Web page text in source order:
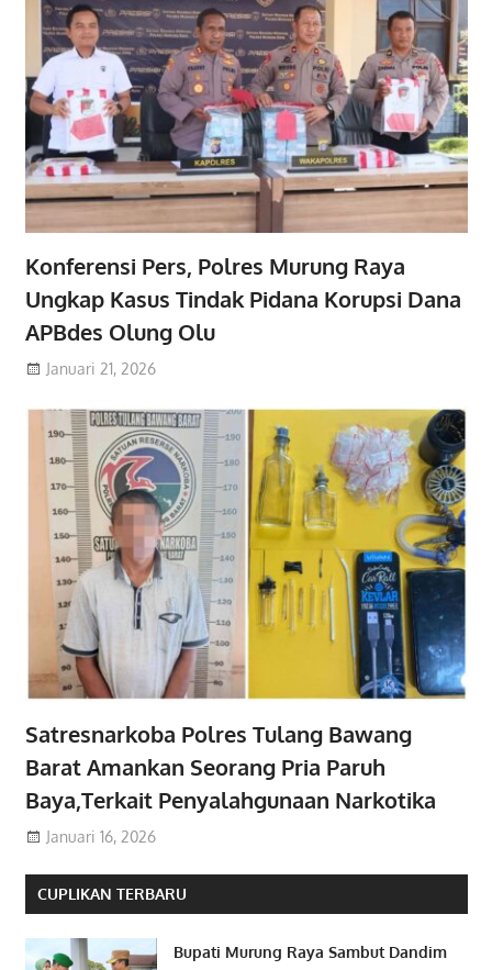
Konferensi Pers, Polres Murung Raya
Ungkap Kasus Tindak Pidana Korupsi Dana
APBdes Olung Olu
Januari 21, 2026
Satresnarkoba Polres Tulang Bawang
Barat Amankan Seorang Pria Paruh
Baya,Terkait Penyalahgunaan Narkotika
Januari 16, 2026
CUPLIKAN TERBARU
Bupati Murung Raya Sambut Dandim